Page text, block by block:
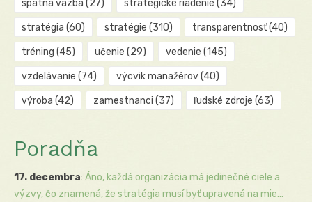
spätná väzba (27) strategické riadenie (34)
stratégia (60) stratégie (310) transparentnosť(40)
tréning (45) učenie (29) vedenie (145)
vzdelávanie (74) výcvik manažérov(40)
výroba (42) zamestnanci (37) ľudské zdroje (63)
Poradňa
17. decembra: Áno, každá organizácia má jedinečné ciele a
výzvy, čo znamená, že stratégia musí byť upravená na mie...